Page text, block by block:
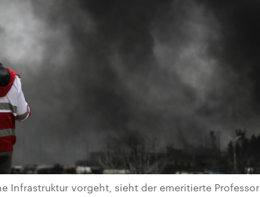
Infrastruktur vorgeht, sieht der emeritierte Professor